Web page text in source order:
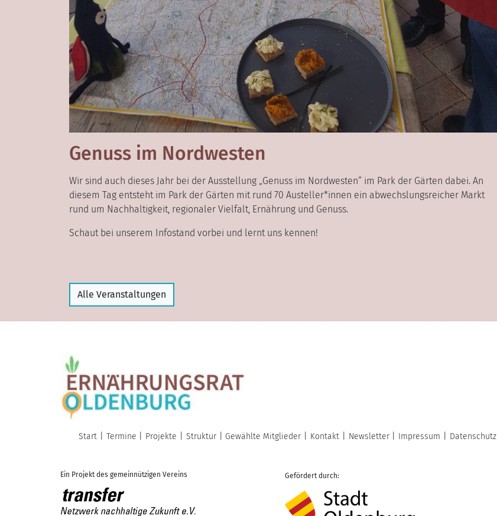
Genuss im Nordwesten
Wir sind auch dieses Jahr bei der Ausstellung „Genuss im Nordwesten“ im Park der Gärten dabei. An
diesem Tag entsteht im Park der Gärten mit rund 70 Austeller*innen ein abwechslungsreicher Markt
rund um Nachhaltigkeit, regionaler Vielfalt, Ernährung und Genuss.
Schaut bei unserem Infostand vorbei und lernt uns kennen!
Alle Veranstaltungen
Start Termine Projekte Struktur Gewählte Mitglieder Kontakt Newsletter Impressum Datenschutz
Ein Projekt des gemeinnützigen Vereins Gefördert durch: